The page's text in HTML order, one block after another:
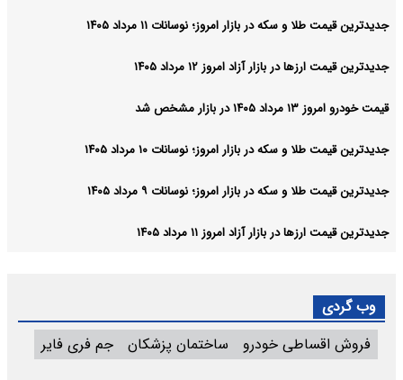
جدیدترین قیمت طلا و سکه در بازار امروز؛ نوسانات ۱۱ مرداد ۱۴۰۵
جدیدترین قیمت ارزها در بازار آزاد امروز ۱۲ مرداد ۱۴۰۵
قیمت خودرو امروز ۱۳ مرداد ۱۴۰۵ در بازار مشخص شد
جدیدترین قیمت طلا و سکه در بازار امروز؛ نوسانات ۱۰ مرداد ۱۴۰۵
جدیدترین قیمت طلا و سکه در بازار امروز؛ نوسانات ۹ مرداد ۱۴۰۵
جدیدترین قیمت ارزها در بازار آزاد امروز ۱۱ مرداد ۱۴۰۵
وب گردی
فروش اقساطی خودرو
ساختمان پزشکان جم فری فایر